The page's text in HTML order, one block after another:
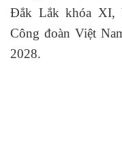
Đắk Lắk khóa XI,
Công đoàn Việt
2028.